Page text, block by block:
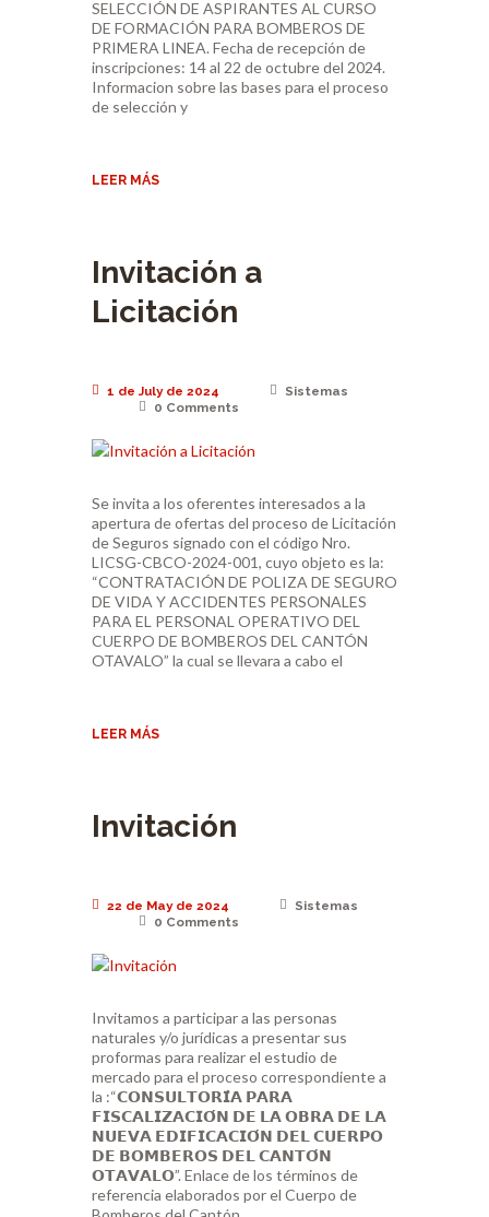
SELECCIÓN DE ASPIRANTES AL CURSO
DE FORMACIÓN PARA BOMBEROS DE
PRIMERA LINEA. Fecha de recepción de
inscripciones: 14 al 22 de octubre del 2024.
Informacion sobre las bases para el proceso
de selección y
LEER MÁS
Invitación a
Licitación
1 de July de 2024
Sistemas
0 Comments
Se invita a los oferentes interesados a la
apertura de ofertas del proceso de Licitación
de Seguros signado con el código Nro.
LICSG-CBCO-2024-001, cuyo objeto es la:
“CONTRATACIÓN DE POLIZA DE SEGURO
DE VIDA Y ACCIDENTES PERSONALES
PARA EL PERSONAL OPERATIVO DEL
CUERPO DE BOMBEROS DEL CANTÓN
OTAVALO” la cual se llevara a cabo el
LEER MÁS
Invitación
22 de May de 2024
Sistemas
0 Comments
Invitamos a participar a las personas
naturales y/o jurídicas a presentar sus
proformas para realizar el estudio de
mercado para el proceso correspondiente a
la :“𝗖𝗢𝗡𝗦𝗨𝗟𝗧𝗢𝗥𝗜́𝗔 𝗣𝗔𝗥𝗔
𝗙𝗜𝗦𝗖𝗔𝗟𝗜𝗭𝗔𝗖𝗜𝗢́𝗡 𝗗𝗘 𝗟𝗔 𝗢𝗕𝗥𝗔 𝗗𝗘 𝗟𝗔
𝗡𝗨𝗘𝗩𝗔 𝗘𝗗𝗜𝗙𝗜𝗖𝗔𝗖𝗜𝗢́𝗡 𝗗𝗘𝗟 𝗖𝗨𝗘𝗥𝗣𝗢
𝗗𝗘 𝗕𝗢𝗠𝗕𝗘𝗥𝗢𝗦 𝗗𝗘𝗟 𝗖𝗔𝗡𝗧𝗢́𝗡
𝗢𝗧𝗔𝗩𝗔𝗟𝗢”. Enlace de los términos de
referencia elaborados por el Cuerpo de